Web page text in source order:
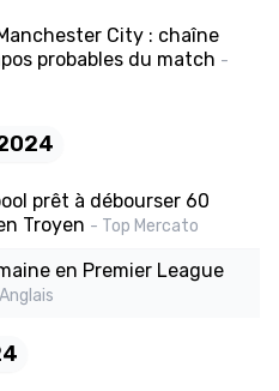
City : chaîne
probables du match -
prêt à débourser 60
Troyen - Top Mercato
en Premier League